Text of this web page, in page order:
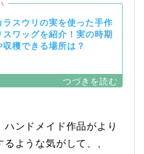
ラスウリの実を使った手作
スワッグを紹介！実の時期
収穫できる場所は？
ンドメイド作品がより
ような気がして、、